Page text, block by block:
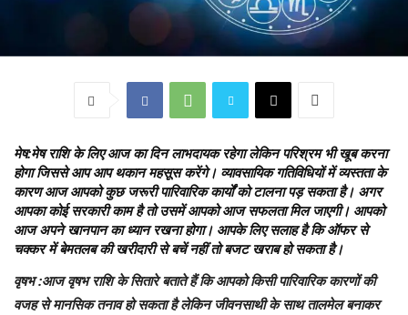
मेष:मेष राशि के लिए आज का दिन लाभदायक रहेगा लेकिन परिश्रम भी खूब करना
होगा जिससे आप आप थकान महसूस करेंगे। व्यावसायिक गतिविधियों में व्यस्तता के
कारण आज आपको कुछ जरूरी पारिवारिक कार्यों को टालना पड़ सकता है। अगर
आपका कोई सरकारी काम है तो उसमें आपको आज सफलता मिल जाएगी। आपको
आज अपने खानपान का ध्यान रखना होगा। आपके लिए सलाह है कि ऑफर से
चक्कर में बेमतलब की खरीदारी से बचें नहीं तो बजट खराब हो सकता है।
वृषभ:आज वृषभ राशि के सितारे बताते हैं कि आपको किसी पारिवारिक कारणों की
वजह से मानसिक तनाव हो सकता है लेकिन जीवनसाथी के साथ तालमेल बनाकर